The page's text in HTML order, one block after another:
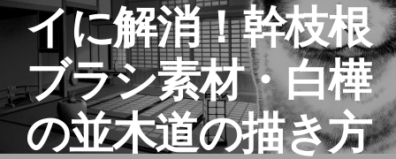
イに解消！幹枝根
ブラシ素材・白樺
の並木道の描き方